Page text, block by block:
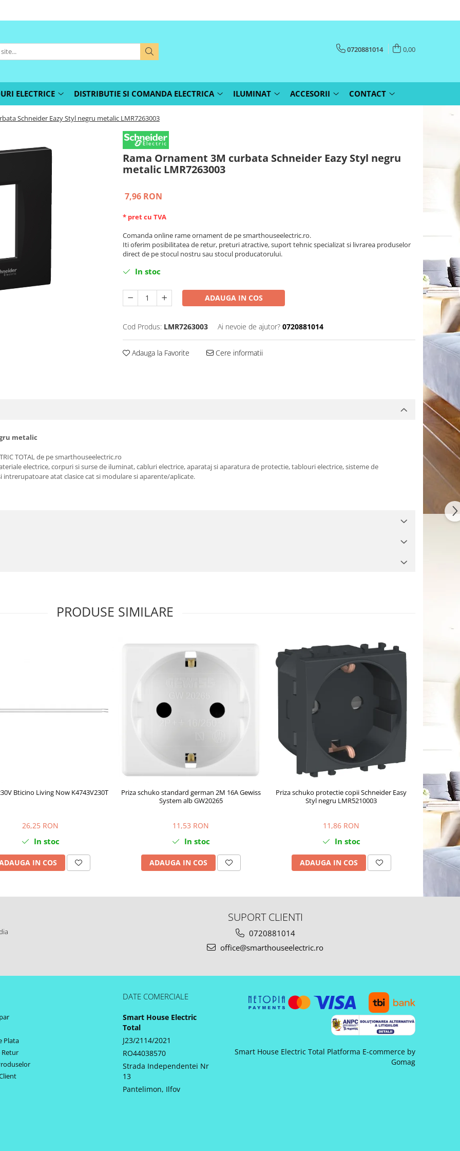
0720881014 0,00
ELECTRICE DISTRIBUTIE SI COMANDA ELECTRICA ILUMINAT ACCESORII CONTACT
Schneider Eazy Styl negru metalic LMR7263003
Rama Ornament 3M curbata Schneider Eazy Styl negru
metalic LMR7263003
7,96 RON
* pret cu TVA
Comanda online rame ornament de pe smarthouseelectric.ro.
Iti oferim posibilitatea de retur, preturi atractive, suport tehnic specializat si livrarea produselor
direct de pe stocul nostru sau stocul producatorului.
In stoc
ADAUGA IN COS
Cod Produs: LMR7263003 Ai nevoie de ajutor? 0720881014
Adauga la Favorite Cere informatii
metalic
TOTAL de pe smarthouseelectric.ro
electrice, corpuri si surse de iluminat, cabluri electrice, aparataj si aparatura de protectie, tablouri electrice, sisteme de
intrerupatoare atat clasice cat si modulare si aparente/aplicate.
PRODUSE SIMILARE
Bticino Living Now K4743V230T
26,25 RON
In stoc
IN COS
Priza schuko standard german 2M 16A Gewiss
System alb GW20265
11,53 RON
In stoc
ADAUGA IN COS
Priza schuko protectie copii Schneider Easy
Styl negru LMR5210003
11,86 RON
In stoc
ADAUGA IN COS
Priza
SUPORT CLIENTI
0720881014
office@smarthouseelectric.ro
Plata
Retur
DATE COMERCIALE
Smart House Electric
Total
J23/2114/2021
RO44038570
Strada Independentei Nr
13
Pantelimon, Ilfov
Smart House Electric Total Platforma E-commerce by
Gomag